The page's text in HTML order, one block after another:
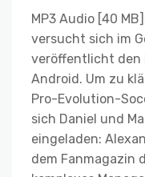
MP3 Audio [40
versucht sich im
veröffentlicht den
Android. Um zu
Pro-Evolution-
sich Daniel und
eingeladen:
dem Fanmagazin